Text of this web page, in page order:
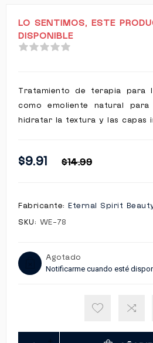
LO SENTIMOS, ESTE
DISPONIBLE
Tratamiento de terapia para
como emoliente natural
hidratar la textura y las capas
$9.91 $14.99
Fabricante: Eternal Spirit
SKU: WE-78
Agotado
Notificarme cuando esté